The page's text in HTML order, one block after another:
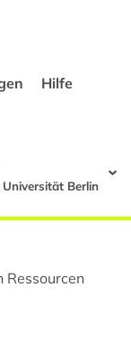
Hilfe
Berlin